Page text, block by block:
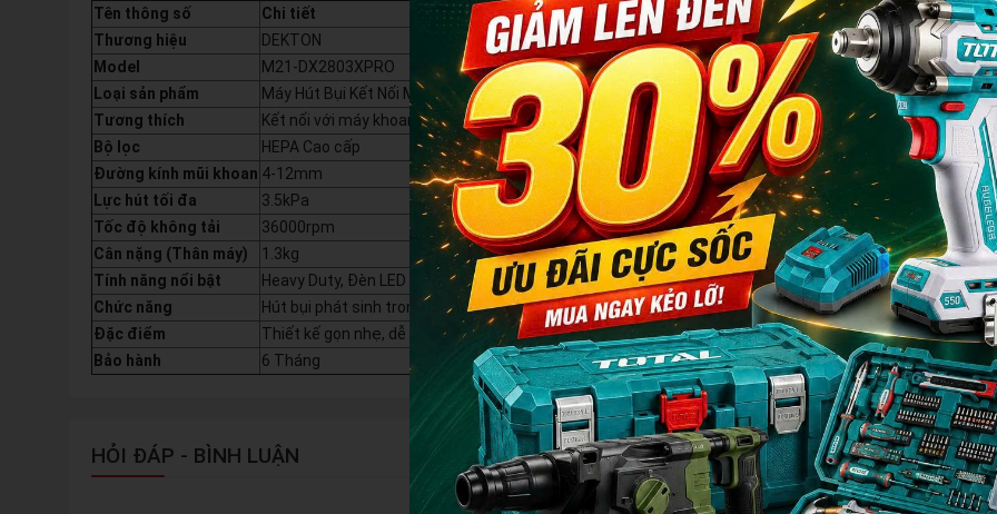
Tên thông số
Chi tiết
Thương hiệu
DEKTON
Model
M21-DX2803XPRO
Loại sản phẩm
Máy Hút Bụi Kết Nối Máy Khoan (Dust Extractor Attachment)
Tương thích
Kết nối với máy khoan 3 chức năng (Thường là các dòng máy khoan đục của DEKTON)
Bộ lọc
HEPA Cao cấp
Đường kính mũi khoan 4-12mm
Lực hút tối đa
3.5kPa
Tốc độ không tải
36000rpm
Cân nặng (Thân máy)
1.3kg
Tính năng nổi bật
Heavy Duty, Đèn LED chiếu sáng, Hộp đựng bụi tháo rời, Lọc HEPA hiệu quả cao
Chức năng
Hút bụi phát sinh trong quá trình khoan/đục bê tông, giữ môi trường làm việc sạch sẽ, bảo vệ sức khỏe.
Đặc điểm
Thiết kế gọn nhẹ, dễ dàng kết nối và tháo rời, hoạt động bằng pin (Pin/Sạc không kèm theo, dùng chung
Bảo hành
6 Tháng
HỎI ĐÁP - BÌNH LUẬN